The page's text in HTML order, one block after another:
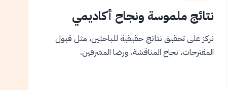
نتائج ملموسة ونجاح أكاديمي
نركز على تحقيق نتائج حقيقية للباحثين، مثل قبول
المقترحات، نجاح المناقشة، ورضا المشرفين.